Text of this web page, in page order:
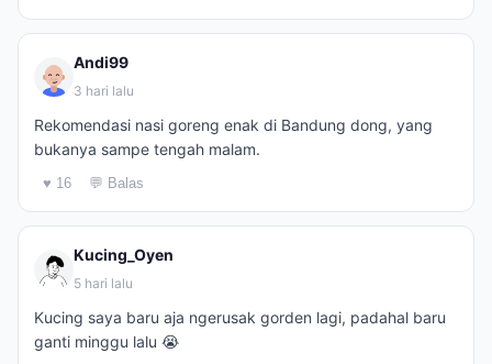
Andi99
3 hari lalu
Rekomendasi nasi goreng enak di Bandung dong, yang
bukanya sampe tengah malam.
♥ 16 💬 Balas
Kucing_Oyen
5 hari lalu
Kucing saya baru aja ngerusak gorden lagi, padahal baru
ganti minggu lalu 😭